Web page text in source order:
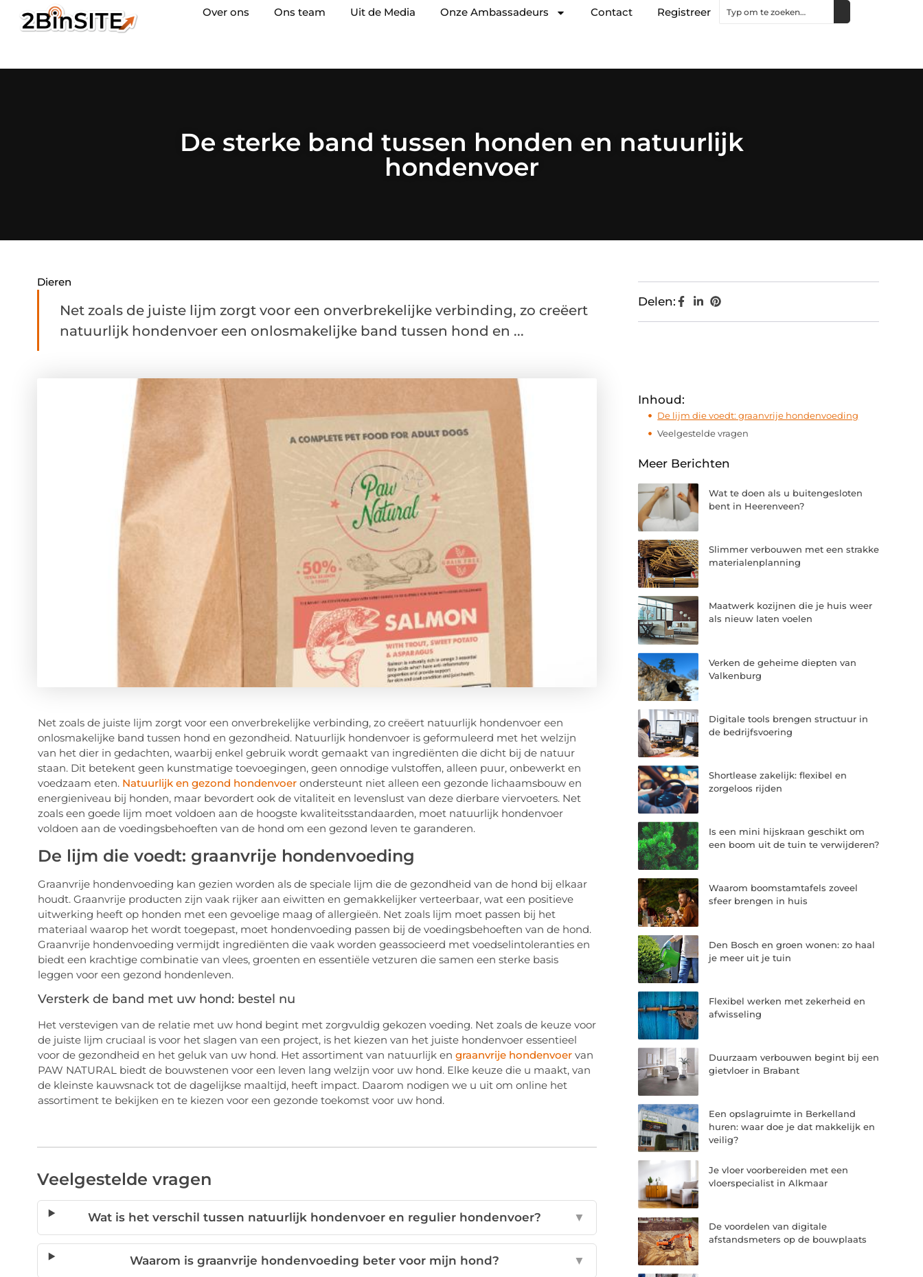
Over ons Ons team Uit de Media Onze Ambassadeurs Contact Registreer
De sterke band tussen honden en natuurlijk
hondenvoer
Dieren
Net zoals de juiste lijm zorgt voor een onverbrekelijke verbinding, zo creëert
natuurlijk hondenvoer een onlosmakelijke band tussen hond en ...
Net zoals de juiste lijm zorgt voor een onverbrekelijke verbinding, zo creëert natuurlijk hondenvoer een
onlosmakelijke band tussen hond en gezondheid. Natuurlijk hondenvoer is geformuleerd met het welzijn
van het dier in gedachten, waarbij enkel gebruik wordt gemaakt van ingrediënten die dicht bij de natuur
staan. Dit betekent geen kunstmatige toevoegingen, geen onnodige vulstoffen, alleen puur, onbewerkt en
voedzaam eten. Natuurlijk en gezond hondenvoerondersteunt niet alleen een gezonde lichaamsbouw en
energieniveau bij honden, maar bevordert ook de vitaliteit en levenslust van deze dierbare viervoeters. Net
zoals een goede lijm moet voldoen aan de hoogste kwaliteitsstandaarden, moet natuurlijk hondenvoer
voldoen aan de voedingsbehoeften van de hond om een gezond leven te garanderen.
De lijm die voedt: graanvrije hondenvoeding
Graanvrije hondenvoeding kan gezien worden als de speciale lijm die de gezondheid van de hond bij elkaar
houdt. Graanvrije producten zijn vaak rijker aan eiwitten en gemakkelijker verteerbaar, wat een positieve
uitwerking heeft op honden met een gevoelige maag of allergieën. Net zoals lijm moet passen bij het
materiaal waarop het wordt toegepast, moet hondenvoeding passen bij de voedingsbehoeften van de hond.
Graanvrije hondenvoeding vermijdt ingrediënten die vaak worden geassocieerd met voedselintoleranties en
biedt een krachtige combinatie van vlees, groenten en essentiële vetzuren die samen een sterke basis
leggen voor een gezond hondenleven.
Versterk de band met uw hond: bestel nu
Het verstevigen van de relatie met uw hond begint met zorgvuldig gekozen voeding. Net zoals de keuze voor
de juiste lijm cruciaal is voor het slagen van een project, is het kiezen van het juiste hondenvoer essentieel
voor de gezondheid en het geluk van uw hond. Het assortiment van natuurlijk en graanvrije hondenvoervan
PAW NATURAL biedt de bouwstenen voor een leven lang welzijn voor uw hond. Elke keuze die u maakt, van
de kleinste kauwsnack tot de dagelijkse maaltijd, heeft impact. Daarom nodigen we u uit om online het
assortiment te bekijken en te kiezen voor een gezonde toekomst voor uw hond.
Veelgestelde vragen
Wat is het verschil tussen natuurlijk hondenvoer en regulier hondenvoer? ▼
Waarom is graanvrije hondenvoeding beter voor mijn hond? ▼
Delen:
Inhoud:
De lijm die voedt: graanvrije hondenvoeding
Veelgestelde vragen
Meer Berichten
Wat te doen als u buitengesloten
bent in Heerenveen?
Slimmer verbouwen met een strakke
materialenplanning
Maatwerk kozijnen die je huis weer
als nieuw laten voelen
Verken de geheime diepten van
Valkenburg
Digitale tools brengen structuur in
de bedrijfsvoering
Shortlease zakelijk: flexibel en
zorgeloos rijden
Is een mini hijskraan geschikt om
een boom uit de tuin te verwijderen?
Waarom boomstamtafels zoveel
sfeer brengen in huis
Den Bosch en groen wonen: zo haal
je meer uit je tuin
Flexibel werken met zekerheid en
afwisseling
Duurzaam verbouwen begint bij een
gietvloer in Brabant
Een opslagruimte in Berkelland
huren: waar doe je dat makkelijk en
veilig?
Je vloer voorbereiden met een
vloerspecialist in Alkmaar
De voordelen van digitale
afstandsmeters op de bouwplaats